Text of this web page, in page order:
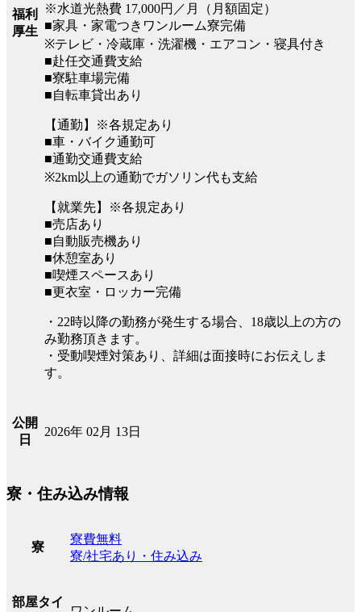
福利
厚生
※水道光熱費 17,000円／月（月額固定）
■家具・家電つきワンルーム寮完備
※テレビ・冷蔵庫・洗濯機・エアコン・寝具付き
■赴任交通費支給
■寮駐車場完備
■自転車貸出あり
【通勤】※各規定あり
■車・バイク通勤可
■通勤交通費支給
※2km以上の通勤でガソリン代も支給
【就業先】※各規定あり
■売店あり
■自動販売機あり
■休憩室あり
■喫煙スペースあり
■更衣室・ロッカー完備
・22時以降の勤務が発生する場合、18歳以上の方の
み勤務頂きます。
・受動喫煙対策あり、詳細は面接時にお伝えしま
す。
公開
日
2026年 02月 13日
寮・住み込み情報
寮
寮費無料
寮/社宅あり・住み込み
部屋タイ